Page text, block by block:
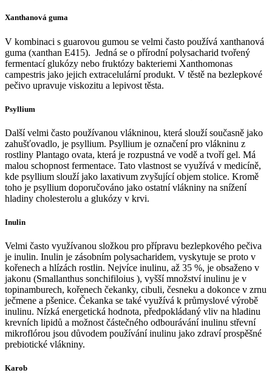
Xanthanová guma
V kombinaci s guarovou gumou se velmi často používá xanthanová
guma (xanthan E415). Jedná se o přírodní polysacharid tvořený
fermentací glukózy nebo fruktózy bakteriemi Xanthomonas
campestris jako jejich extracelulární produkt. V těstě na bezlepkové
pečivo upravuje viskozitu a lepivost těsta.
Psyllium
Další velmi často používanou vlákninou, která slouží současně jako
zahušťovadlo, je psyllium. Psyllium je označení pro vlákninu z
rostliny Plantago ovata, která je rozpustná ve vodě a tvoří gel. Má
malou schopnost fermentace. Tato vlastnost se využívá v medicíně,
kde psyllium slouží jako laxativum zvyšující objem stolice. Kromě
toho je psyllium doporučováno jako ostatní vlákniny na snížení
hladiny cholesterolu a glukózy v krvi.
Inulin
Velmi často využívanou složkou pro přípravu bezlepkového pečiva
je inulin. Inulin je zásobním polysacharidem, vyskytuje se proto v
kořenech a hlízách rostlin. Nejvíce inulinu, až 35 %, je obsaženo v
jakonu (Smallanthus sonchifiloius ), vyšší množství inulinu je v
topinamburech, kořenech čekanky, cibuli, česneku a dokonce v zrnu
ječmene a pšenice. Čekanka se také využívá k průmyslové výrobě
inulinu. Nízká energetická hodnota, předpokládaný vliv na hladinu
krevních lipidů a možnost částečného odbourávání inulinu střevní
mikroflórou jsou důvodem používání inulinu jako zdraví prospěšné
prebiotické vlákniny.
Karob